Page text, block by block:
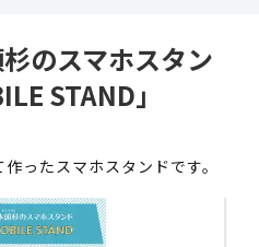
のスマホスタン
STAND」
ったスマホスタンドです。